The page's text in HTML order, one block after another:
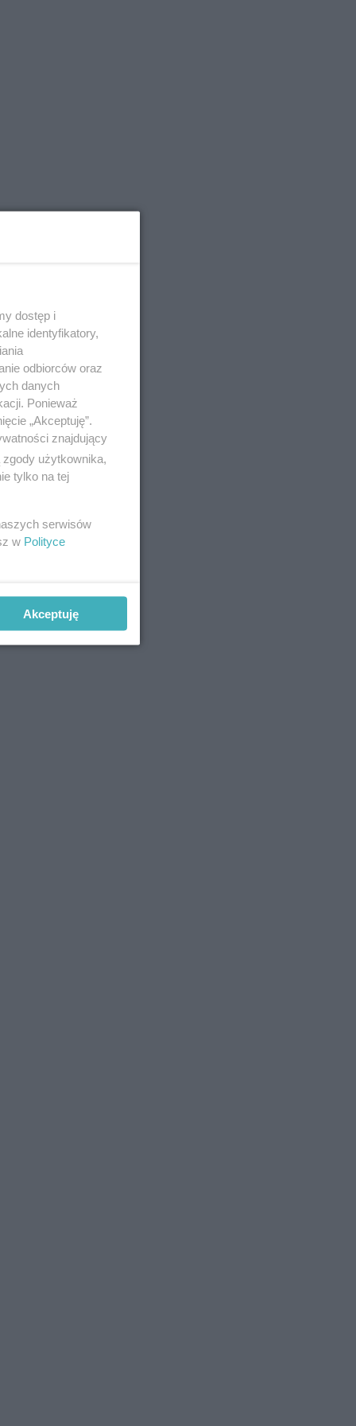
dostęp i
identyfikatory,
odbiorców oraz
danych
Ponieważ
„Akceptuję”.
znajdujący
użytkownika,
tylko na tej
serwisów
w Polityce
Akceptuję